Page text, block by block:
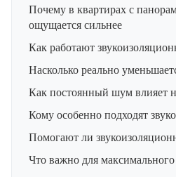
Почему в квартирах с
ощущается сильнее
Как работают
Насколько реально
Как постоянный шум влияет
Кому особенно подходят
Помогают ли
Что важно для